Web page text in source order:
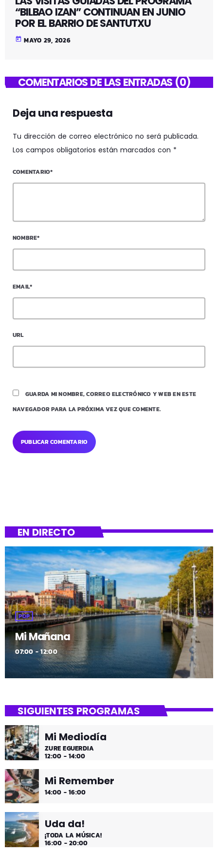
“BILBAO IZAN” CONTINUAN EN JUNIO
POR EL BARRIO DE SANTUTXU
today MAYO 29, 2026
COMENTARIOS DE LAS ENTRADAS (0)
Deja una respuesta
Tu dirección de correo electrónico no será publicada.
Los campos obligatorios están marcados con *
COMENTARIO*
NOMBRE*
EMAIL*
URL
GUARDA MI NOMBRE, CORREO ELECTRÓNICO Y WEB EN ESTE
NAVEGADOR PARA LA PRÓXIMA VEZ QUE COMENTE.
EN DIRECTO
POP
Mi Mañana
07:00 - 12:00
SIGUIENTES PROGRAMAS
Mi Mediodía
ZURE EGUERDIA
12:00 - 14:00
Mi Remember
14:00 - 16:00
Uda da!
¡TODA LA MÚSICA!
16:00 - 20:00